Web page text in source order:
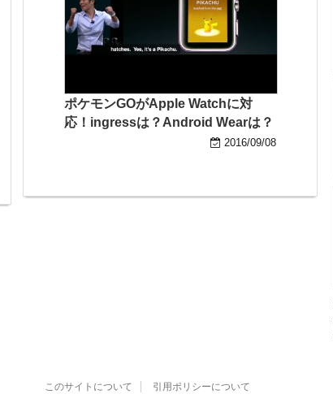
ポケモンGOがApple Watchに対
応！ingressは？Android Wearは？
2016/09/08
このサイトについて 引用ポリシーについて